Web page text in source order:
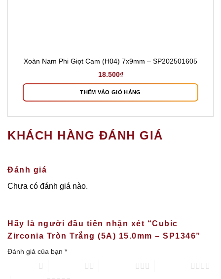
Xoàn Nam Phi Giọt Cam (H04) 7x9mm – SP202501605
18.500₫
THÊM VÀO GIỎ HÀNG
KHÁCH HÀNG ĐÁNH GIÁ
Đánh giá
Chưa có đánh giá nào.
Hãy là người đầu tiên nhận xét “Cubic
Zirconia Tròn Trắng (5A) 15.0mm – SP1346”
Đánh giá của bạn *